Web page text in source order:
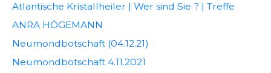
Atlantische Kristallheiler | Wer sind Sie ? | Treffe
ANRA HÖGEMANN
Neumondbotschaft (04.12.21)
Neumondbotschaft 4.11.2021